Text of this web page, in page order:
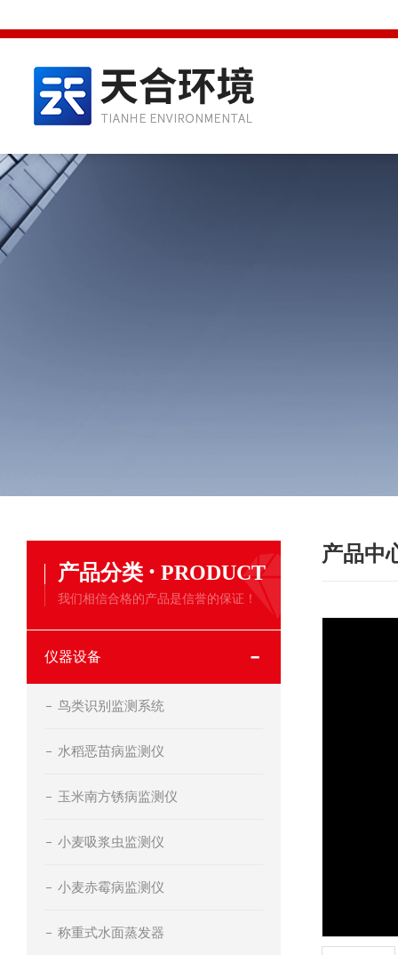
产品分类 · PRODUCT
我们相信合格的产品是信誉的保证！
仪器设备
鸟类识别监测系统
水稻恶苗病监测仪
玉米南方锈病监测仪
小麦吸浆虫监测仪
小麦赤霉病监测仪
称重式水面蒸发器
产品中